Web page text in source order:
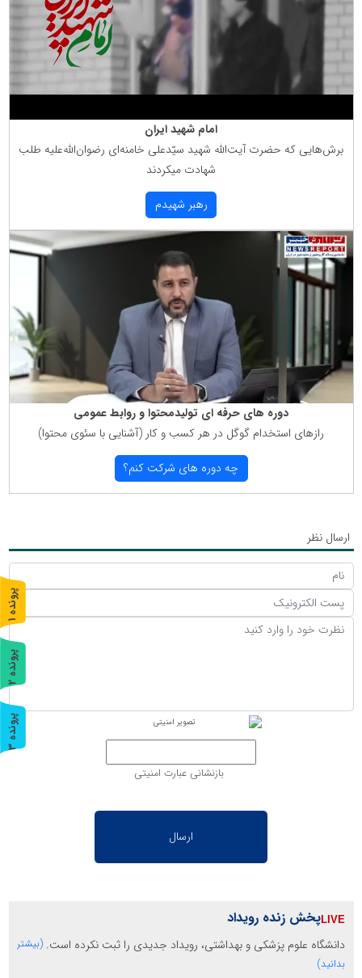
امام شهید ایران
برش‌هایی كه حضرت آیت‌الله شهید سیّدعلی خامنه‌ای رضوان‌الله‌علیه طلب
شهادت میكردند
رهبر شهیدم
دوره های حرفه ای تولیدمحتوا و روابط عمومی
رازهای استخدام گوگل در هر كسب و كار (آشنایی با سئوی محتوا)
چه دوره های شركت كنم؟
ارسال نظر
بازنشانی عبارت امنیتی
پخش زنده رویداد
دانشگاه علوم پزشکی و بهداشتی، رویداد جدیدی را ثبت نکرده است. (بیشتر
بدانید)
پ
ر
و
ن
د
ه
1
پ
ر
و
ن
د
ه
2
پ
ر
و
ن
د
ه
3